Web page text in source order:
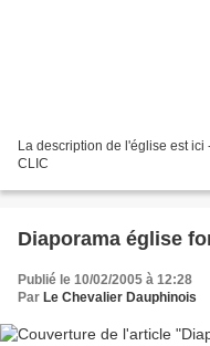
La description de l'église est
CLIC
Diaporama église
Publié le 10/02/2005 à 12:28
Par Le Chevalier Dauphinois